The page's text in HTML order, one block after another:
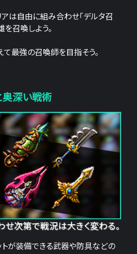
は自由に組み合わせ「デルタ召
召喚しよう。
最強の召喚師を目指そう。
奥深い戦術
せ次第で戦況は大きく変わる。
トが装備できる武器や防具などの